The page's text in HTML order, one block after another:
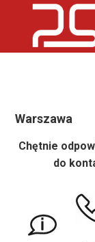
Warszawa
Chętnie
do